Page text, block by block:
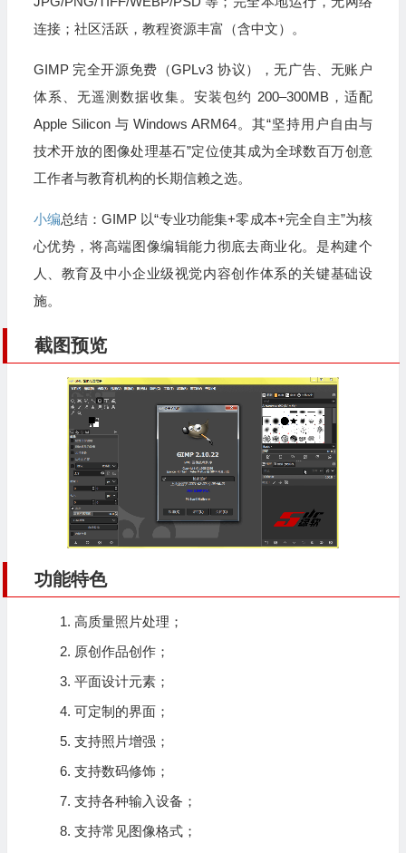
连接；社区活跃，教程资源丰富（含中文）。
GIMP 完全开源免费（GPLv3 协议），无广告、无账户
体系、无遥测数据收集。安装包约 200–300MB，适配
Apple Silicon 与 Windows ARM64。其“坚持用户自由与
技术开放的图像处理基石”定位使其成为全球数百万创意
工作者与教育机构的长期信赖之选。
小编总结：GIMP 以“专业功能集+零成本+完全自主”为核
心优势，将高端图像编辑能力彻底去商业化。是构建个
人、教育及中小企业级视觉内容创作体系的关键基础设
施。
截图预览
功能特色
高质量照片处理；
原创作品创作；
平面设计元素；
可定制的界面；
支持照片增强；
支持数码修饰；
支持各种输入设备；
支持常见图像格式；